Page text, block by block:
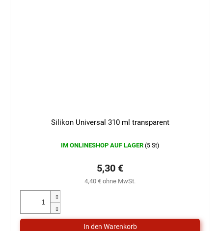
Silikon Universal 310 ml transparent
IM ONLINESHOP AUF LAGER (5 St)
4,40 € ohne MwSt.
5,30 €